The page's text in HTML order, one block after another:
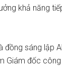
khả năng
đồng sáng lập
Giám đốc công